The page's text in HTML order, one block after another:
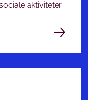
aktiviteter